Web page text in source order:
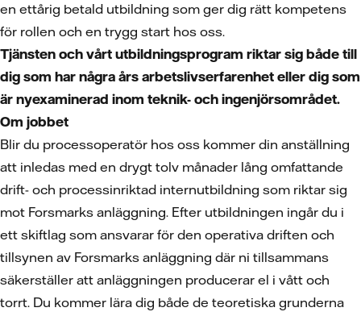
en ettårig betald utbildning som ger dig rätt kompetens
för rollen och en trygg start hos oss.
Tjänsten och vårt utbildningsprogram riktar sig både till
dig som har några års arbetslivserfarenhet eller dig som
är nyexaminerad inom teknik- och ingenjörsområdet.
Om jobbet
Blir du processoperatör hos oss kommer din anställning
att inledas med en drygt tolv månader lång omfattande
drift- och processinriktad internutbildning som riktar sig
mot Forsmarks anläggning. Efter utbildningen ingår du i
ett skiftlag som ansvarar för den operativa driften och
tillsynen av Forsmarks anläggning där ni tillsammans
säkerställer att anläggningen producerar el i vått och
torrt. Du kommer lära dig både de teoretiska grunderna